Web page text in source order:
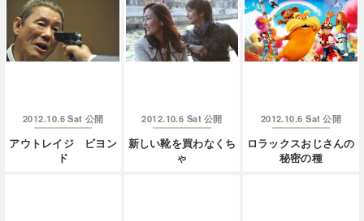
2012.10.6 Sat 公開
アウトレイジ ビヨン
ド
2012.10.6 Sat 公開
新しい靴を買わなくち
ゃ
2012.10.6 Sat 公開
ロラックスおじさんの
秘密の種